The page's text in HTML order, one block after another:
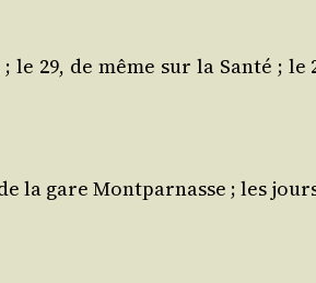
29, de même sur la San­té ;
la gare Mont­par­nasse ; les